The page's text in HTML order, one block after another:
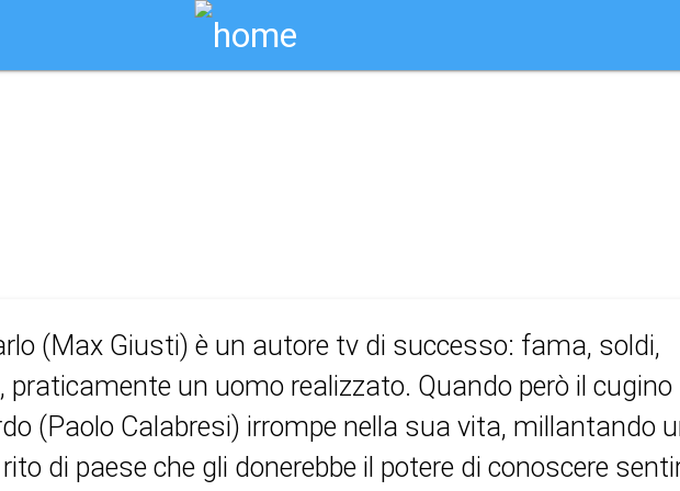
(Max Giusti) è un autore tv di successo: fama, soldi,
praticamente un uomo realizzato. Quando però il cugino
(Paolo Calabresi) irrompe nella sua vita, millantando
di paese che gli donerebbe il potere di conoscere